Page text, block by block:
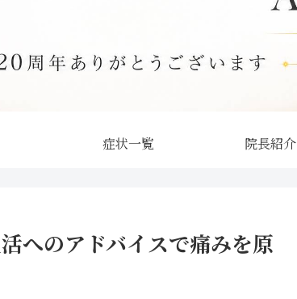
症状一覧 院長紹介
へのアドバイスで痛みを原